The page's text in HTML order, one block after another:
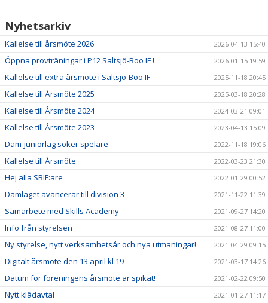
Nyhetsarkiv
Kallelse till årsmöte 2026 2026-04-13 15:40
Öppna provträningar i P12 Saltsjö-Boo IF ! 2026-01-15 19:59
Kallelse till extra årsmöte i Saltsjö-Boo IF 2025-11-18 20:45
Kallelse till Årsmöte 2025 2025-03-18 20:28
Kallelse till Årsmöte 2024 2024-03-21 09:01
Kallelse till Årsmöte 2023 2023-04-13 15:09
Dam-juniorlag söker spelare 2022-11-18 19:06
Kallelse till Årsmöte 2022-03-23 21:30
Hej alla SBIF:are 2022-01-29 00:52
Damlaget avancerar till division 3 2021-11-22 11:39
Samarbete med Skills Academy 2021-09-27 14:20
Info från styrelsen 2021-08-27 11:00
Ny styrelse, nytt verksamhetsår och nya utmaningar! 2021-04-29 09:15
Digitalt årsmöte den 13 april kl 19 2021-03-17 14:26
Datum för föreningens årsmöte är spikat! 2021-02-22 09:50
Nytt klädavtal 2021-01-27 11:17